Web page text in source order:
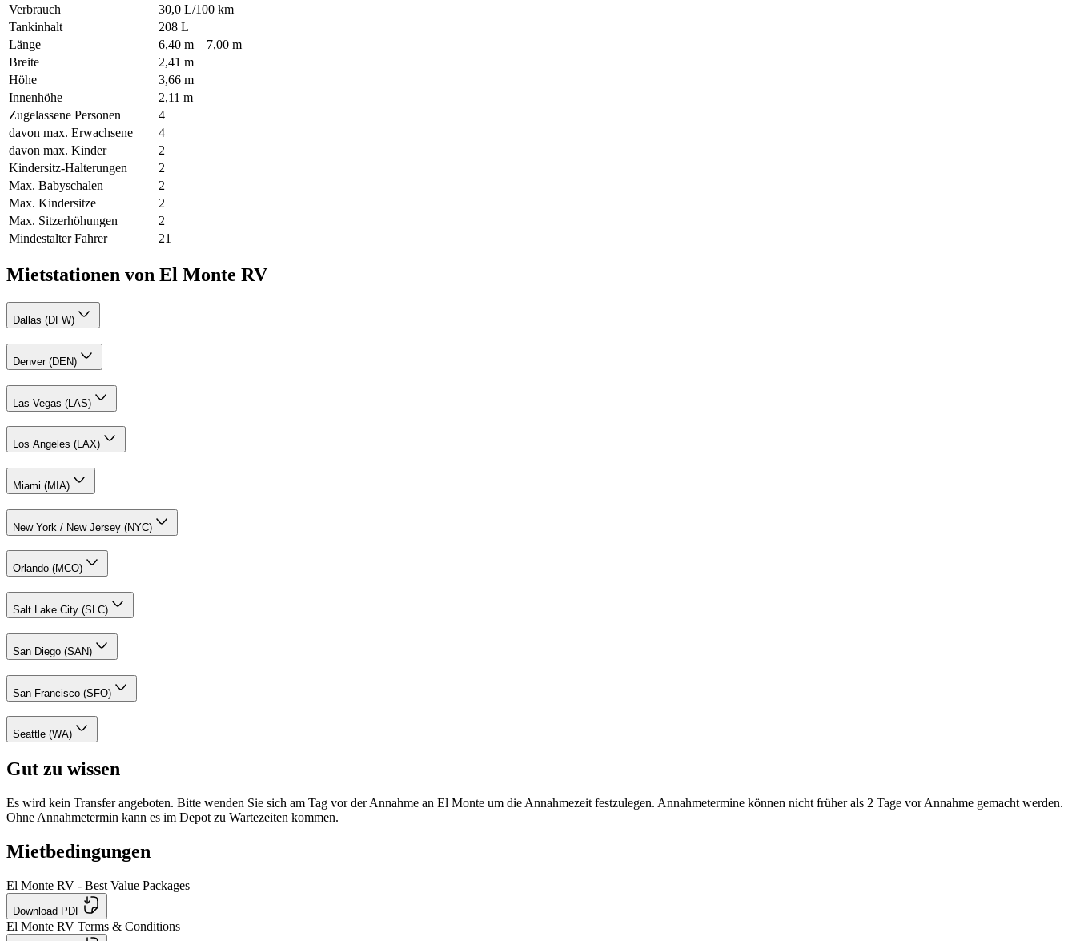
Verbrauch
30,0 L/100 km
Tankinhalt
208 L
Länge
6,40 m – 7,00 m
Breite
2,41 m
Höhe
3,66 m
Innenhöhe
2,11 m
Zugelassene Personen
4
davon max. Erwachsene
4
davon max. Kinder
2
Kindersitz-Halterungen
2
Max. Babyschalen
2
Max. Kindersitze
2
Max. Sitzerhöhungen
2
Mindestalter Fahrer
21
Mietstationen von El Monte RV
Dallas (DFW)
Denver (DEN)
Las Vegas (LAS)
Los Angeles (LAX)
Miami (MIA)
New York / New Jersey (NYC)
Orlando (MCO)
Salt Lake City (SLC)
San Diego (SAN)
San Francisco (SFO)
Seattle (WA)
Gut zu wissen
Es wird kein Transfer angeboten. Bitte wenden Sie sich am Tag vor der Annahme an El Monte um die Annahmezeit festzulegen. Annahmetermine können nicht früher als 2 Tage vor Annahme gemacht werden.
Ohne Annahmetermin kann es im Depot zu Wartezeiten kommen.
Mietbedingungen
El Monte RV - Best Value Packages
Download PDF
El Monte RV Terms & Conditions